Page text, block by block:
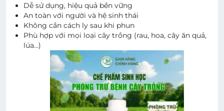
Dễ sử dụng, hiệu quả bền vững
An toàn với người và hệ sinh thái
Không cần cách ly sau khi phun
Phù hợp với mọi loại cây trồng (rau, hoa, cây ăn quả,
lúa…)